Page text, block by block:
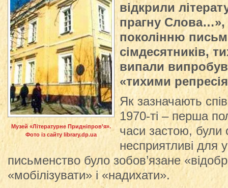
Музей «Літературне Придніпров’я».
Фото із сайту library.dp.ua
відкрили
прагну Слова…»,
поколінню
сімдесятників,
випали
«тихими
Як зазначають
1970-ті – перша
часи застою, були
несприятливі для
письменство було зобов’язане
«мобілізувати» і «надихати».